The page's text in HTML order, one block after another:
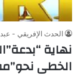
الحدث الإفريقي -
نهاية
الخطى